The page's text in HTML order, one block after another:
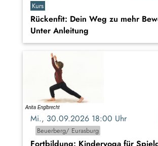
Kurs
Rückenfit: Dein Weg zu mehr
Unter Anleitung
Mi., 30.09.2026 18:00 Uhr
Beuerberg/ Eurasburg